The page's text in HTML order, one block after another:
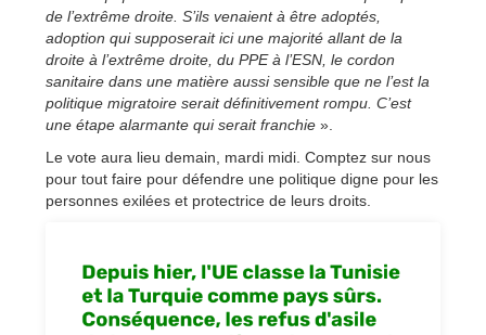
de l’extrême droite. S’ils venaient à être adoptés,
adoption qui supposerait ici une majorité allant de la
droite à l’extrême droite, du PPE à l’ESN, le cordon
sanitaire dans une matière aussi sensible que ne l’est la
politique migratoire serait définitivement rompu. C’est
une étape alarmante qui serait franchie ».
Le vote aura lieu demain, mardi midi. Comptez sur nous
pour tout faire pour défendre une politique digne pour les
personnes exilées et protectrice de leurs droits.